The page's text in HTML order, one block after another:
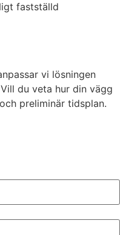
fastställd
vi lösningen
du veta hur din vägg
preliminär tidsplan.